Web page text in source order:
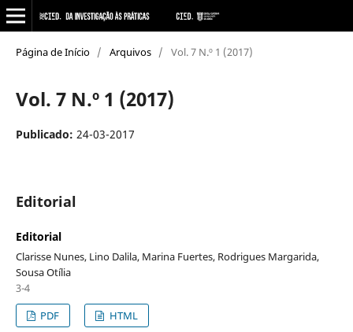
Página de Início / Arquivos / Vol. 7 N.º 1 (2017)
Vol. 7 N.º 1 (2017)
Publicado: 24-03-2017
Editorial
Editorial
Clarisse Nunes, Lino Dalila, Marina Fuertes, Rodrigues Margarida,
Sousa Otília
3-4
PDF
HTML